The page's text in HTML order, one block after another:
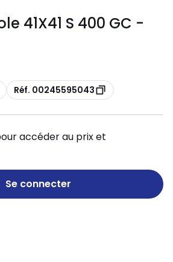
41X41 S 400 GC -
Copie
Réf. 00245595043
accéder au prix et
Se connecter